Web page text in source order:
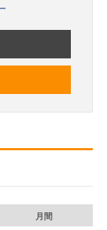
月間